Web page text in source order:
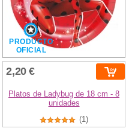
PRODUCTO
OFICIAL
2,20 €
Platos de Ladybug de 18 cm - 8
unidades
(1)